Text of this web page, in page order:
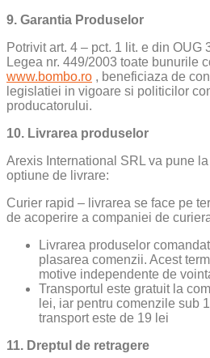
9. Garantia Produselor
Potrivit art. 4 – pct. 1 lit. e din OUG
Legea nr. 449/2003 toate bunurile
www.bombo.ro , beneficiaza de
legislatiei in vigoare si politicilor
producatorului.
10. Livrarea produselor
Arexis International SRL va pune
optiune de livrare:
Curier rapid – livrarea se face pe
de acoperire a companiei de
Livrarea produselor
plasarea comenzii. Acest
motive independente de
Transportul este gratuit la
lei, iar pentru comenzile sub
transport este de 19 lei
11. Dreptul de retragere